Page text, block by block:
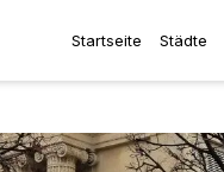
Startseite Städte